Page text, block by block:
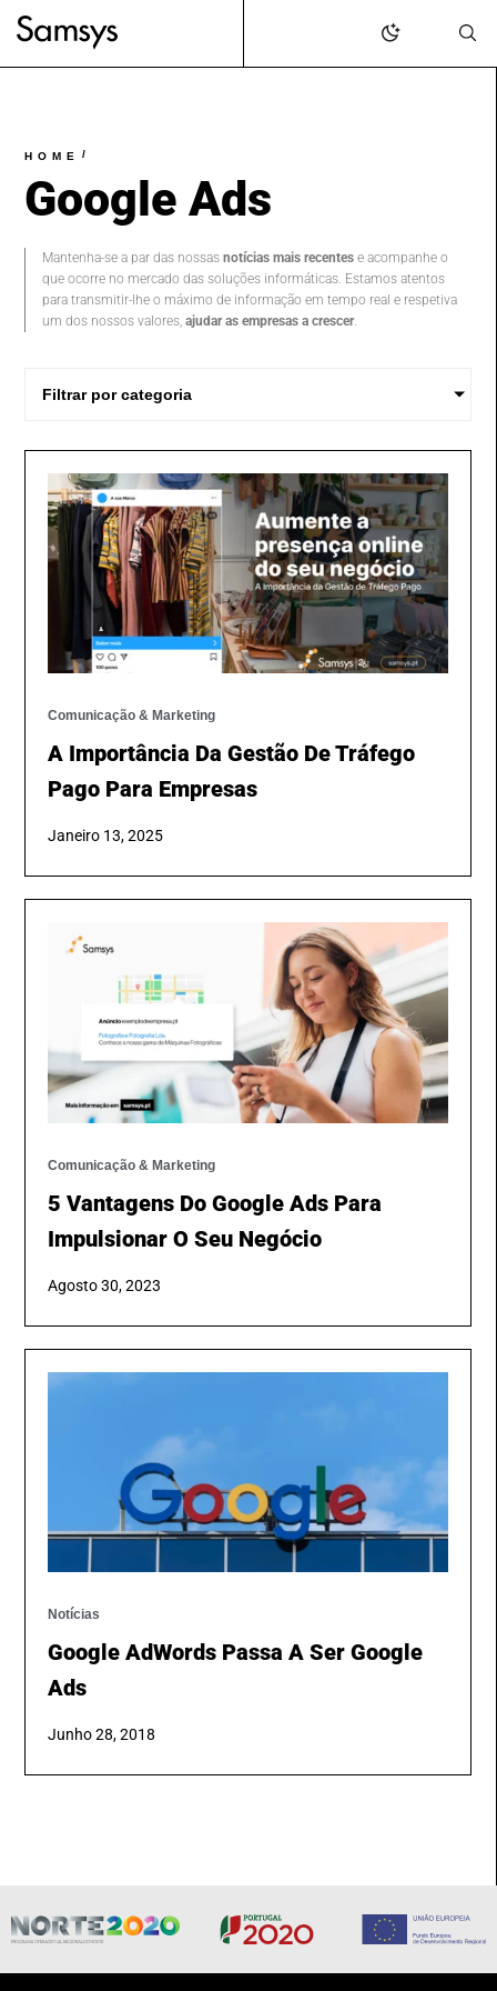
HOME /
Google Ads
Mantenha-se a par das nossasnotícias mais recentese acompanhe o
que ocorre no mercado das soluções informáticas. Estamos atentos
para transmitir-lhe o máximo de informação em tempo real e respetiva
um dos nossos valores,ajudar as empresas a crescer.
Filtrar por categoria
Comunicação & Marketing
A Importância Da Gestão De Tráfego
Pago Para Empresas
Janeiro 13, 2025
Comunicação & Marketing
5 Vantagens Do Google Ads Para
Impulsionar O Seu Negócio
Agosto 30, 2023
Notícias
Google AdWords Passa A Ser Google
Ads
Junho 28, 2018